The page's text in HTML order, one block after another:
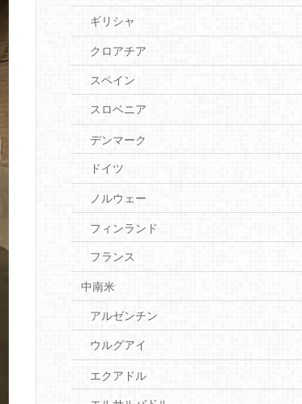
ギリシャ
クロアチア
スペイン
スロベニア
デンマーク
ドイツ
ノルウェー
フィンランド
フランス
中南米
アルゼンチン
ウルグアイ
エクアドル